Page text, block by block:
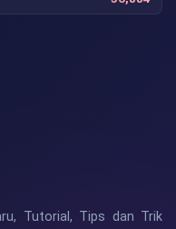
Tutorial, Tips dan Trik